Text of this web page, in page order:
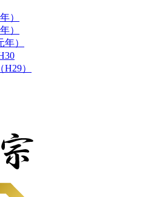
）
）
）
）